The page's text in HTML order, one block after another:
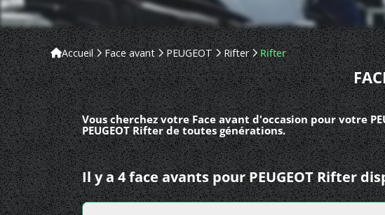
Accueil Face avant PEUGEOT Rifter Rifter
Vous cherchez votre Face avant d'occasion pour votre
PEUGEOT Rifter de toutes générations.
Il y a 4 face avants pour PEUGEOT Rifter